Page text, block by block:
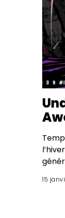
15